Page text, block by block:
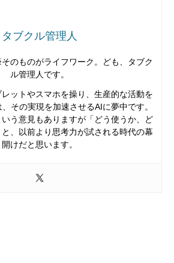
タブクル管理人
のものがライフワーク。ども、タブク
ル管理人です。
ットやスマホを操り、生産的な活動を
その実現を加速させるAIに夢中です。
う意見もありますが「どう使うか、ど
、以前より思考力が試される時代の幕
開けだと思います。